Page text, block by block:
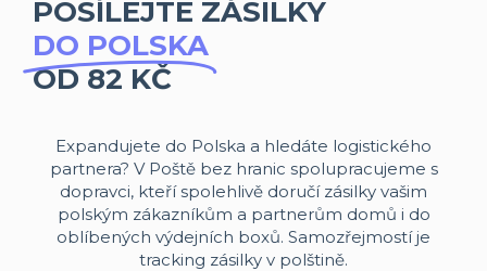
POSÍLEJTE ZÁSILKY
DO POLSKA
OD 82 KČ
Expandujete do Polska a hledáte logistického
partnera? V Poště bez hranic spolupracujeme s
dopravci, kteří spolehlivě doručí zásilky vašim
polským zákazníkům a partnerům domů i do
oblíbených výdejních boxů. Samozřejmostí je
tracking zásilky v polštině.